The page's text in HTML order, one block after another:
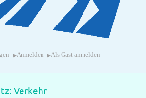
▸Anmelden ▸Als Gast anmelden
Verkehr